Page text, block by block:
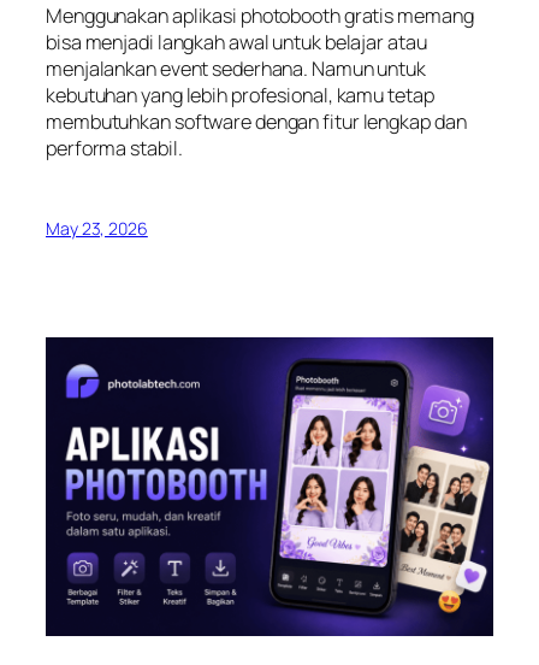
Menggunakan aplikasi photobooth gratis memang
bisa menjadi langkah awal untuk belajar atau
menjalankan event sederhana. Namun untuk
kebutuhan yang lebih profesional, kamu tetap
membutuhkan software dengan fitur lengkap dan
performa stabil.
May 23, 2026